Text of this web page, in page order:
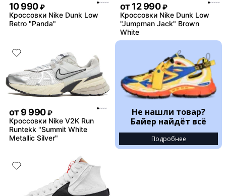
10 990 ₽
Кроссовки Nike Dunk Low
Retro "Panda"
от12 990 ₽
Кроссовки Nike Dunk Low
"Jumpman Jack" Brown
White
от9 990 ₽
Кроссовки Nike V2K Run
Runtekk "Summit White
Metallic Silver"
Не нашли товар?
Байер найдёт всё
Подробнее